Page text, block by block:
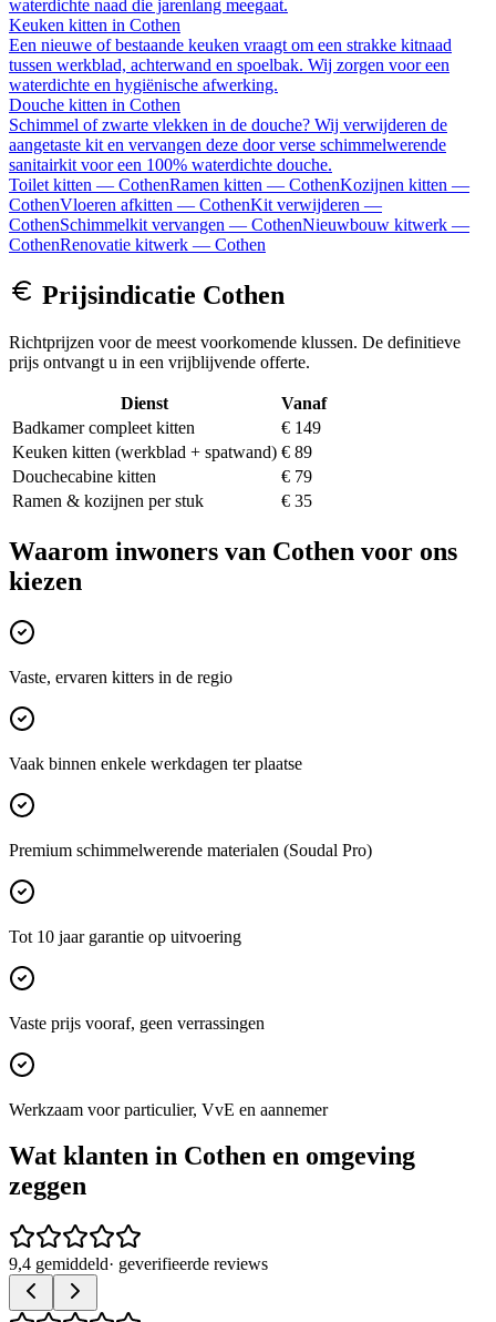
waterdichte naad die jarenlang meegaat.
Keuken kitten in Cothen
Een nieuwe of bestaande keuken vraagt om een strakke kitnaad
tussen werkblad, achterwand en spoelbak. Wij zorgen voor een
waterdichte en hygiënische afwerking.
Douche kitten in Cothen
Schimmel of zwarte vlekken in de douche? Wij verwijderen de
aangetaste kit en vervangen deze door verse schimmelwerende
sanitairkit voor een 100% waterdichte douche.
Toilet kitten — CothenRamen kitten — CothenKozijnen kitten —
CothenVloeren afkitten — CothenKit verwijderen —
CothenSchimmelkit vervangen — CothenNieuwbouw kitwerk —
CothenRenovatie kitwerk — Cothen
Prijsindicatie Cothen
Richtprijzen voor de meest voorkomende klussen. De definitieve
prijs ontvangt u in een vrijblijvende offerte.
Dienst
Vanaf
Badkamer compleet kitten
€ 149
Keuken kitten (werkblad + spatwand) € 89
Douchecabine kitten
€ 79
Ramen & kozijnen per stuk
€ 35
Waarom inwoners van Cothen voor ons
kiezen
Vaste, ervaren kitters in de regio
Vaak binnen enkele werkdagen ter plaatse
Premium schimmelwerende materialen (Soudal Pro)
Tot 10 jaar garantie op uitvoering
Vaste prijs vooraf, geen verrassingen
Werkzaam voor particulier, VvE en aannemer
Wat klanten in Cothen en omgeving
zeggen
9,4 gemiddeld· geverifieerde reviews